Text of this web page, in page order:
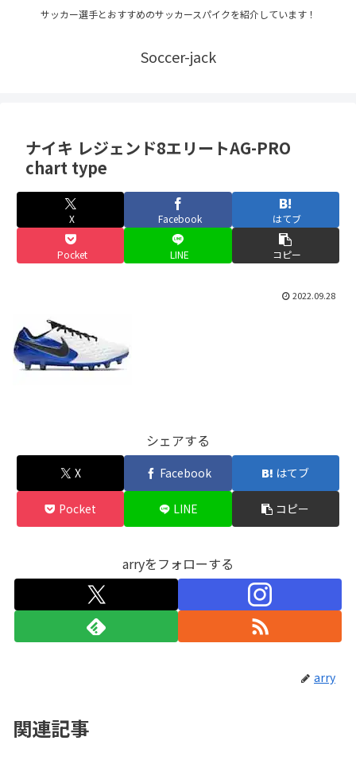
サッカー選手とおすすめのサッカースパイクを紹介しています！
Soccer-jack
ナイキ レジェンド8エリートAG-PRO
chart type
X Facebook はてブ
Pocket LINE コピー
2022.09.28
シェアする
X Facebook はてブ
Pocket LINE コピー
arryをフォローする
arry
関連記事